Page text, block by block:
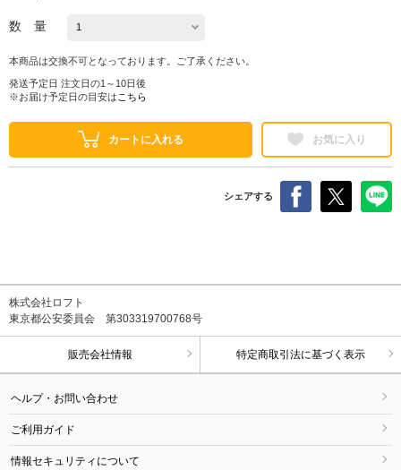
数 量
本商品は交換不可となっております。ご了承ください。
発送予定日 注文日の1～10日後
※お届け予定日の目安は こちら
カートに入れる お気に入り
シェアする
株式会社ロフト
東京都公安委員会 第303319700768号
販売会社情報 特定商取引法に基づく表示
ヘルプ・お問い合わせ
ご利用ガイド
情報セキュリティについて